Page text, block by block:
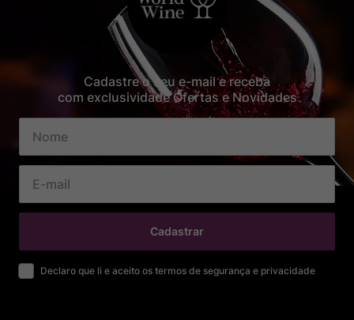
Cadastre o seu e-mail e receba
com exclusividade Ofertas e Novidades
Cadastrar
Declaro que li e aceito os termos de segurança e privacidade